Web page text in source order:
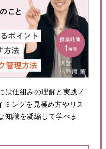
は仕組みの理解と実践ノ
ミングを見極め方やリス
知識を凝縮して学べま